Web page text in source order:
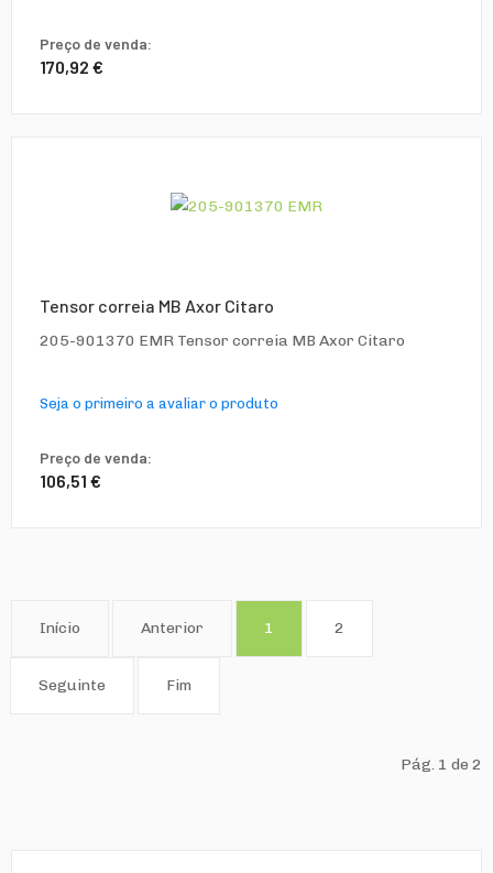
Preço de venda:
170,92 €
Tensor correia MB Axor Citaro
205-901370 EMR Tensor correia MB Axor Citaro
Seja o primeiro a avaliar o produto
Preço de venda:
106,51 €
Início Anterior 1 2
Seguinte Fim
Pág. 1 de 2